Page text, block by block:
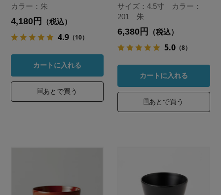
カラー：朱
4,180円 （税込）
4.9 （10）
カートに入れる
あとで買う
サイズ：4.5寸 カラー：
201 朱
6,380円 （税込）
5.0 （8）
カートに入れる
あとで買う